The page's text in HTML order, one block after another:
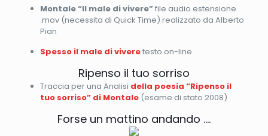
Montale “Il male di vivere”file audio estensione
.mov (necessita di Quick Time) realizzato da Alberto
Pian
Spesso il male di viveretesto on-line
Ripenso il tuo sorriso
Traccia per una Analisi della poesia “Ripenso il
tuo sorriso” di Montale(esame di stato 2008)
Forse un mattino andando ….